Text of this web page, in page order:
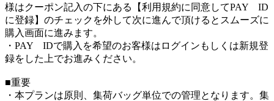
様はクーポン記入の下にある【利用規約に同意してPAY ID
に登録】のチェックを外して次に進んで頂けるとスムーズに
購入画面に進みます。
・PAY IDで購入を希望のお客様はログインもしくは新規登
録をした上でお進みください。
■重要
・本プランは原則、集荷バッグ単位での管理となります。集